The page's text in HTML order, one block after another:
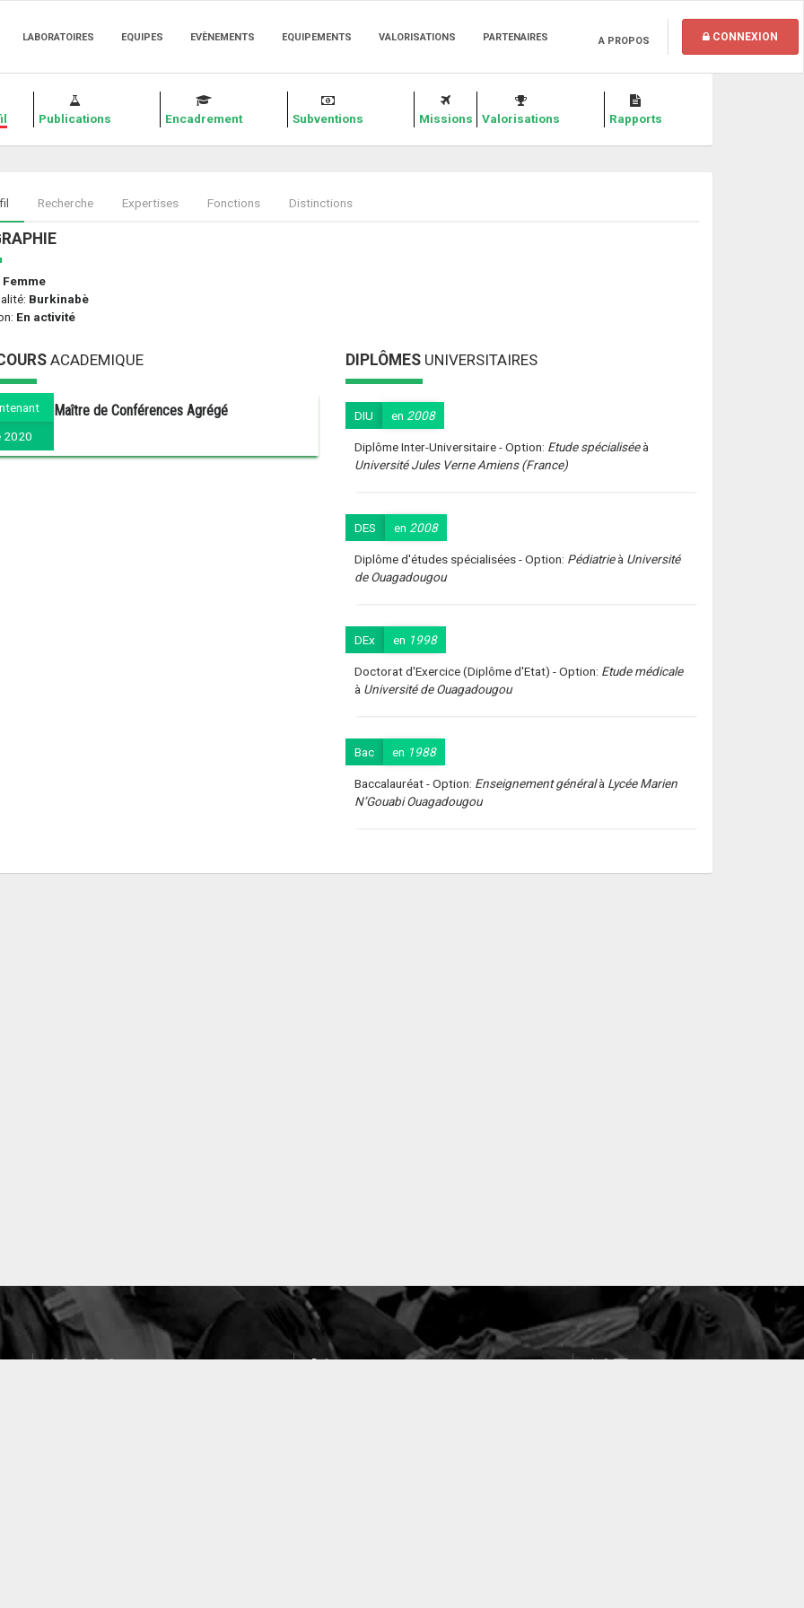
LABORATOIRES EQUIPES EVÈNEMENTS EQUIPEMENTS VALORISATIONS PARTENAIRES A PROPOS CONNEXION
Publications Encadrement Subventions Missions Valorisations Rapports
Recherche Expertises Fonctions Distinctions
Femme
Burkinabè
En activité
ACADEMIQUE
2020
Maître de Conférences Agrégé
DIPLÔMES UNIVERSITAIRES
DIU en 2008
Diplôme Inter-Universitaire - Option: Etude spécialiséeà
Université Jules Verne Amiens (France)
DES en 2008
Diplôme d'études spécialisées - Option: Pédiatrieà Université
de Ouagadougou
DEx en 1998
Doctorat d'Exercice (Diplôme d'Etat) - Option: Etude médicale
à Université de Ouagadougou
Bac en 1988
Baccalauréat - Option: Enseignement généralà Lycée Marien
N’Gouabi Ouagadougou
10633 49 127